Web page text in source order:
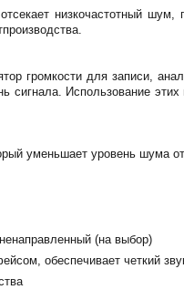
низкочастотный
громкости для записи,
сигнала. Использование
уменьшает уровень шума
(на выбор)
обеспечивает четкий